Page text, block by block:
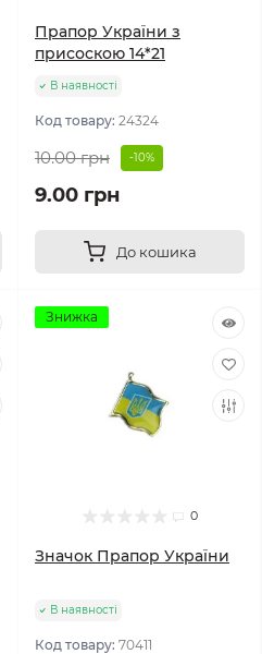
Прапор України з
присоскою 14*21
В наявності
Код товару: 24324
10.00 грн -10%
9.00 грн
До кошика
Знижка
0
Значок Прапор України
В наявності
Код товару: 70411